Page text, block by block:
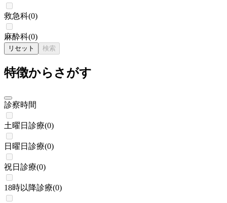
救急科(0)
麻酔科(0)
リセット 検索
特徴からさがす
診察時間
土曜日診療(0)
日曜日診療(0)
祝日診療(0)
18時以降診療(0)